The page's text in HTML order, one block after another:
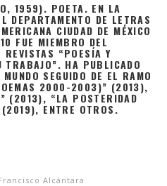
1959). POETA. EN LA
DEPARTAMENTO DE LETRAS
CIUDAD DE MÉXICO
FUE MIEMBRO DEL
REVISTAS “POESÍA Y
TRABAJO”. HA PUBLICADO
SEGUIDO DE EL RAMO
2000-2003)” (2013),
(2013), “LA POSTERIDAD
ENTRE OTROS.
Alcántara